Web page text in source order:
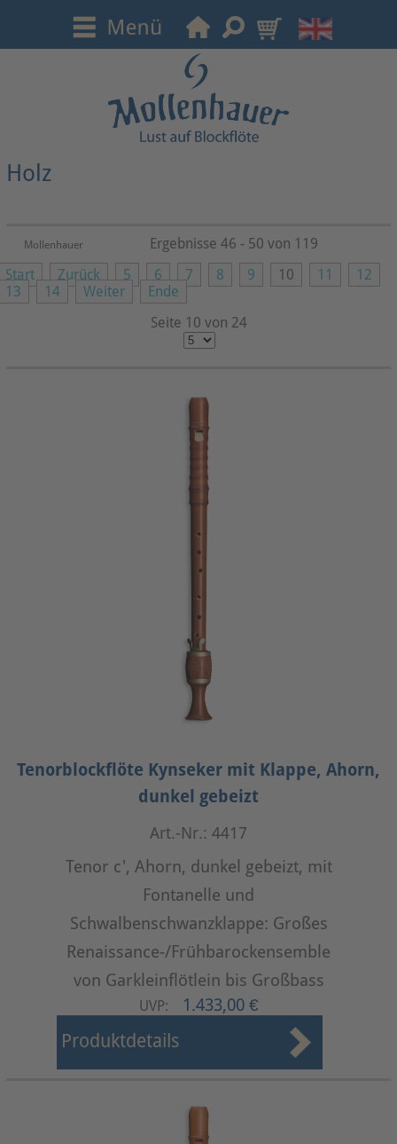
Holz
Mollenhauer
Start Zurück 5 6 7 8 9 10 11
12
13
14 Weiter
Ende
Seite 10 von 24
Ergebnisse 46 - 50 von 119
Tenorblockflöte Kynseker mit Klappe, Ahorn,
dunkel gebeizt
Art.-Nr.: 4417
Tenor c', Ahorn, dunkel gebeizt, mit
Fontanelle und
Schwalbenschwanzklappe: Großes
Renaissance-/Frühbarockensemble
von Garkleinflötlein bis Großbass
UVP: 1.433,00 €
Produktdetails